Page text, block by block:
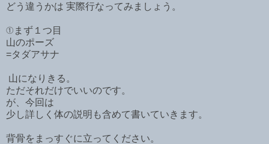
どう違うかは 実際行なってみましょう。
①まず１つ目
山のポーズ
=タダアサナ
山になりきる。
ただそれだけでいいのです。
が、今回は
少し詳しく体の説明も含めて書いていきます。
背骨をまっすぐに立ってください。